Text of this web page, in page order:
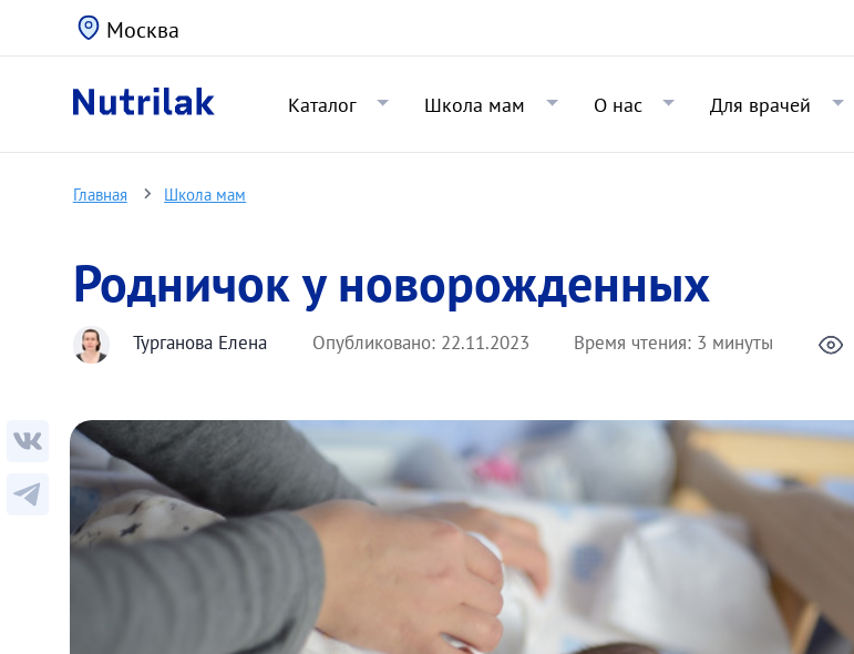
Москва
Каталог Школа мам О нас Для врачей
Главная Школа мам
Родничок у новорожденных
Турганова Елена Опубликовано: 22.11.2023 Время чтения: 3 минуты